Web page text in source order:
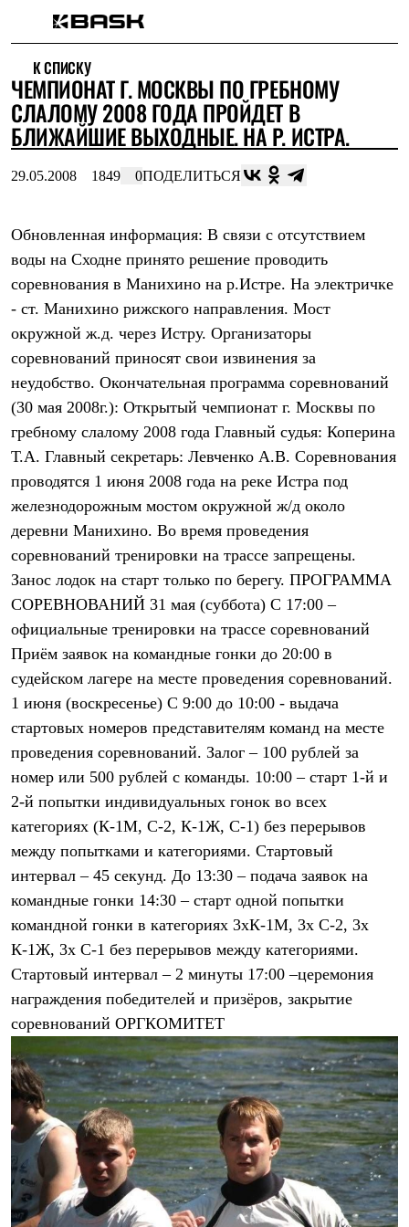
Интернет-магазин
Мужская одежда
Утепленная пухом
Куртки
Брюки
Комбинезоны
Штормовая одежда
Куртки
Софтшелл одежда
Куртки
Брюки
Флисовая одежда
Куртки
Брюки
Жилеты
Термобелье
Теплое термобелье
Среднее термобелье
Лёгкая одежда
Футболки
Толстовки
Брюки
Шорты
Женская одежда
Утепленная пухом
Куртки
Брюки
Жилеты
Утепленная синтетикой
Брюки
Штормовая одежда
Софтшелл одежда
Куртки
Брюки
Рубашки
Футболки
Брюки
Термобелье
Теплое термобелье
Среднее термобелье
Легкое термобелье
Флисовая одежда
Куртки
Брюки
Детская одежда
Утепленная пухом
Комбинезоны
Куртки
Брюки
Утепленная синтетикой
Комбинезоны
Куртки
Брюки
Лёгкая одежда
Футболки
Толстовки
К СПИСКУ
ЧЕМПИОНАТ Г. МОСКВЫ ПО ГРЕБНОМУ
СЛАЛОМУ 2008 ГОДА ПРОЙДЕТ В
БЛИЖАЙШИЕ ВЫХОДНЫЕ. НА Р. ИСТРА.
29.05.2008 1849 0ПОДЕЛИТЬСЯ
Обновленная информация: В связи с отсутствием
воды на Сходне принято решение проводить
соревнования в Манихино на р.Истре. На электричке
- ст. Манихино рижского направления. Мост
окружной ж.д. через Истру. Организаторы
соревнований приносят свои извинения за
неудобство. Окончательная программа соревнований
(30 мая 2008г.): Открытый чемпионат г. Москвы по
гребному слалому 2008 года Главный судья: Коперина
Т.А. Главный секретарь: Левченко А.В. Соревнования
проводятся 1 июня 2008 года на реке Истра под
железнодорожным мостом окружной ж/д около
деревни Манихино. Во время проведения
соревнований тренировки на трассе запрещены.
Занос лодок на старт только по берегу. ПРОГРАMMА
СОРЕВНОВАНИЙ 31 мая (суббота) С 17:00 –
официальные тренировки на трассе соревнований
Приём заявок на командные гонки до 20:00 в
судейском лагере на месте проведения соревнований.
1 июня (воскресенье) С 9:00 до 10:00 - выдача
стартовых номеров представителям команд на месте
проведения соревнований. Залог – 100 рублей за
номер или 500 рублей с команды. 10:00 – старт 1-й и
2-й попытки индивидуальных гонок во всех
категориях (К-1М, С-2, К-1Ж, С-1) без перерывов
между попытками и категориями. Стартовый
интервал – 45 секунд. До 13:30 – подача заявок на
командные гонки 14:30 – старт одной попытки
командной гонки в категориях 3хК-1М, 3х С-2, 3х
К-1Ж, 3х С-1 без перерывов между категориями.
Стартовый интервал – 2 минуты 17:00 –церемония
награждения победителей и призёров, закрытие
соревнований ОРГКОМИТЕТ